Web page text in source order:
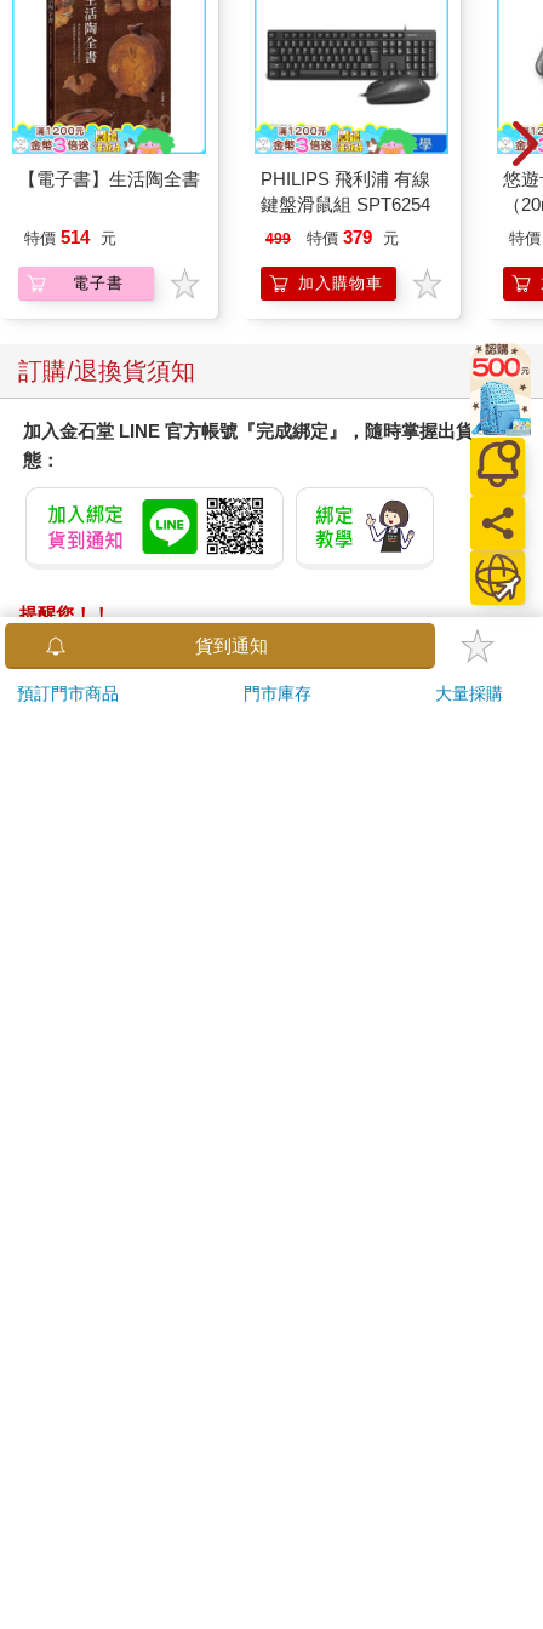
真是好笑極了！我跟他從來未在社交媒體上有過交流，我連他的
電話都沒有，以前拍他的戲，他是老闆，我是演員，如此而已，
大家根本不是甚麼朋友。我拍了這麼多戲，難道個個老闆都是朋
友？難道我跟林建岳也是好友？
一個根本不是朋友的人說跟你絕交，真是荒謬至極！你不如說不
對不相信他的動機是純粹愛國。與他相識多年，根據以往他說過
的話，我很了解他的價值觀，一定別有用心，例如，他可能在拍
手，同時又最容易令人信服的人物。
這班人憑想像建構了一個黃秋生出來，這個黃秋生對他們來說是
有某種功能性的。要把我標籤起來實在太容易了，跟黃之鋒合
照，就說我是港獨；去台灣拍戲，就說我是台獨；如果我認識西
藏朋友，肯定會說我是藏獨。怎會不信呢？等於很多人看了「大
飛哥」便相信我是黑社會；再極端一點，甚至相信我就是「叉燒
包」，我就是變態殺手。有段時間連記者都覺得黃秋生是變態
的，我到底變態在哪裏？現實顛倒得好嚴重。吸毒？正常；召
妓？好正常；講道理？不正常！我不過在講道理，就將我歸邊，
可能社會需要一個這樣的矛頭。
這個世界總有喜歡賣人血饅頭的人。大導演把矛頭指向我，國內
的電影公司跟著風向，都說要封殺黃秋生，香港也沒有甚麼人夠
【電子書】生活陶全書
特價 514 元
電子書
PHILIPS 飛利浦 有線
鍵盤滑鼠組 SPT6254
499 特價 379 元
加入購物車
悠
（
特價
訂購/退換貨須知
加入金石堂 LINE 官方帳號『完成綁定』，隨時掌握出貨動
態：
提醒您！！
金石堂及銀行均不會請您操作ATM! 如接獲電話要求您前往
ATM提款機，請不要聽從指示，以免受騙上當！
貨到通知
預訂門市商品 門市庫存 大量採購